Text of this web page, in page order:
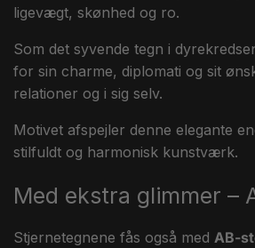
ligevægt, skønhed og ro.
Som det syvende tegn i
for sin charme, diplomati og sit
relationer og i sig selv.
Motivet afspejler denne elegante
stilfuldt og harmonisk kunstværk.
Med ekstra glimmer –
Stjernetegnene fås også med AB-